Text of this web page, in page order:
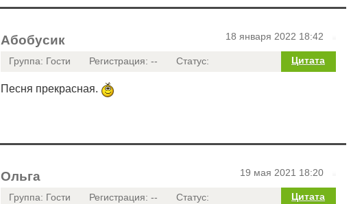
18 января 2022 18:42
Абобусик
Цитата
Группа: Гости Регистрация: -- Статус:
Песня прекрасная.
19 мая 2021 18:20
Ольга
Цитата
Группа: Гости Регистрация: -- Статус: